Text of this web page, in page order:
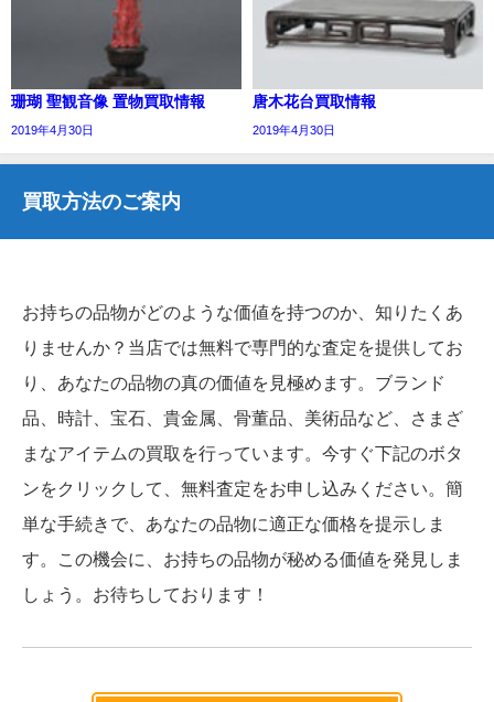
珊瑚 聖観音像 置物買取情報
2019年4月30日
唐木花台買取情報
2019年4月30日
買取方法のご案内
お持ちの品物がどのような価値を持つのか、知りたくあ
りませんか？当店では無料で専門的な査定を提供してお
り、あなたの品物の真の価値を見極めます。ブランド
品、時計、宝石、貴金属、骨董品、美術品など、さまざ
まなアイテムの買取を行っています。今すぐ下記のボタ
ンをクリックして、無料査定をお申し込みください。簡
単な手続きで、あなたの品物に適正な価格を提示しま
す。この機会に、お持ちの品物が秘める価値を発見しま
しょう。お待ちしております！